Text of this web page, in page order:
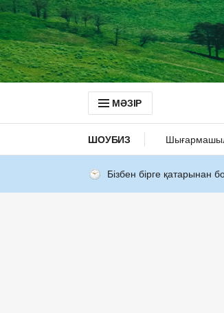
МӘЗІР
ШОУБИЗ
Бізбен бірге қатарынан